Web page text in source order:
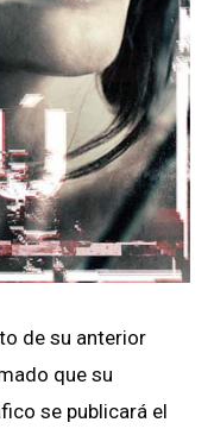
de su anterior
que su
se publicará el